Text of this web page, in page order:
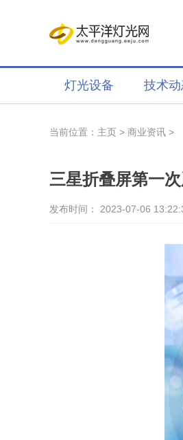
灯光设备 技术动
当前位置： 主页 > 商业资讯 >
三星折叠屏第一
发布时间： 2023-07-06